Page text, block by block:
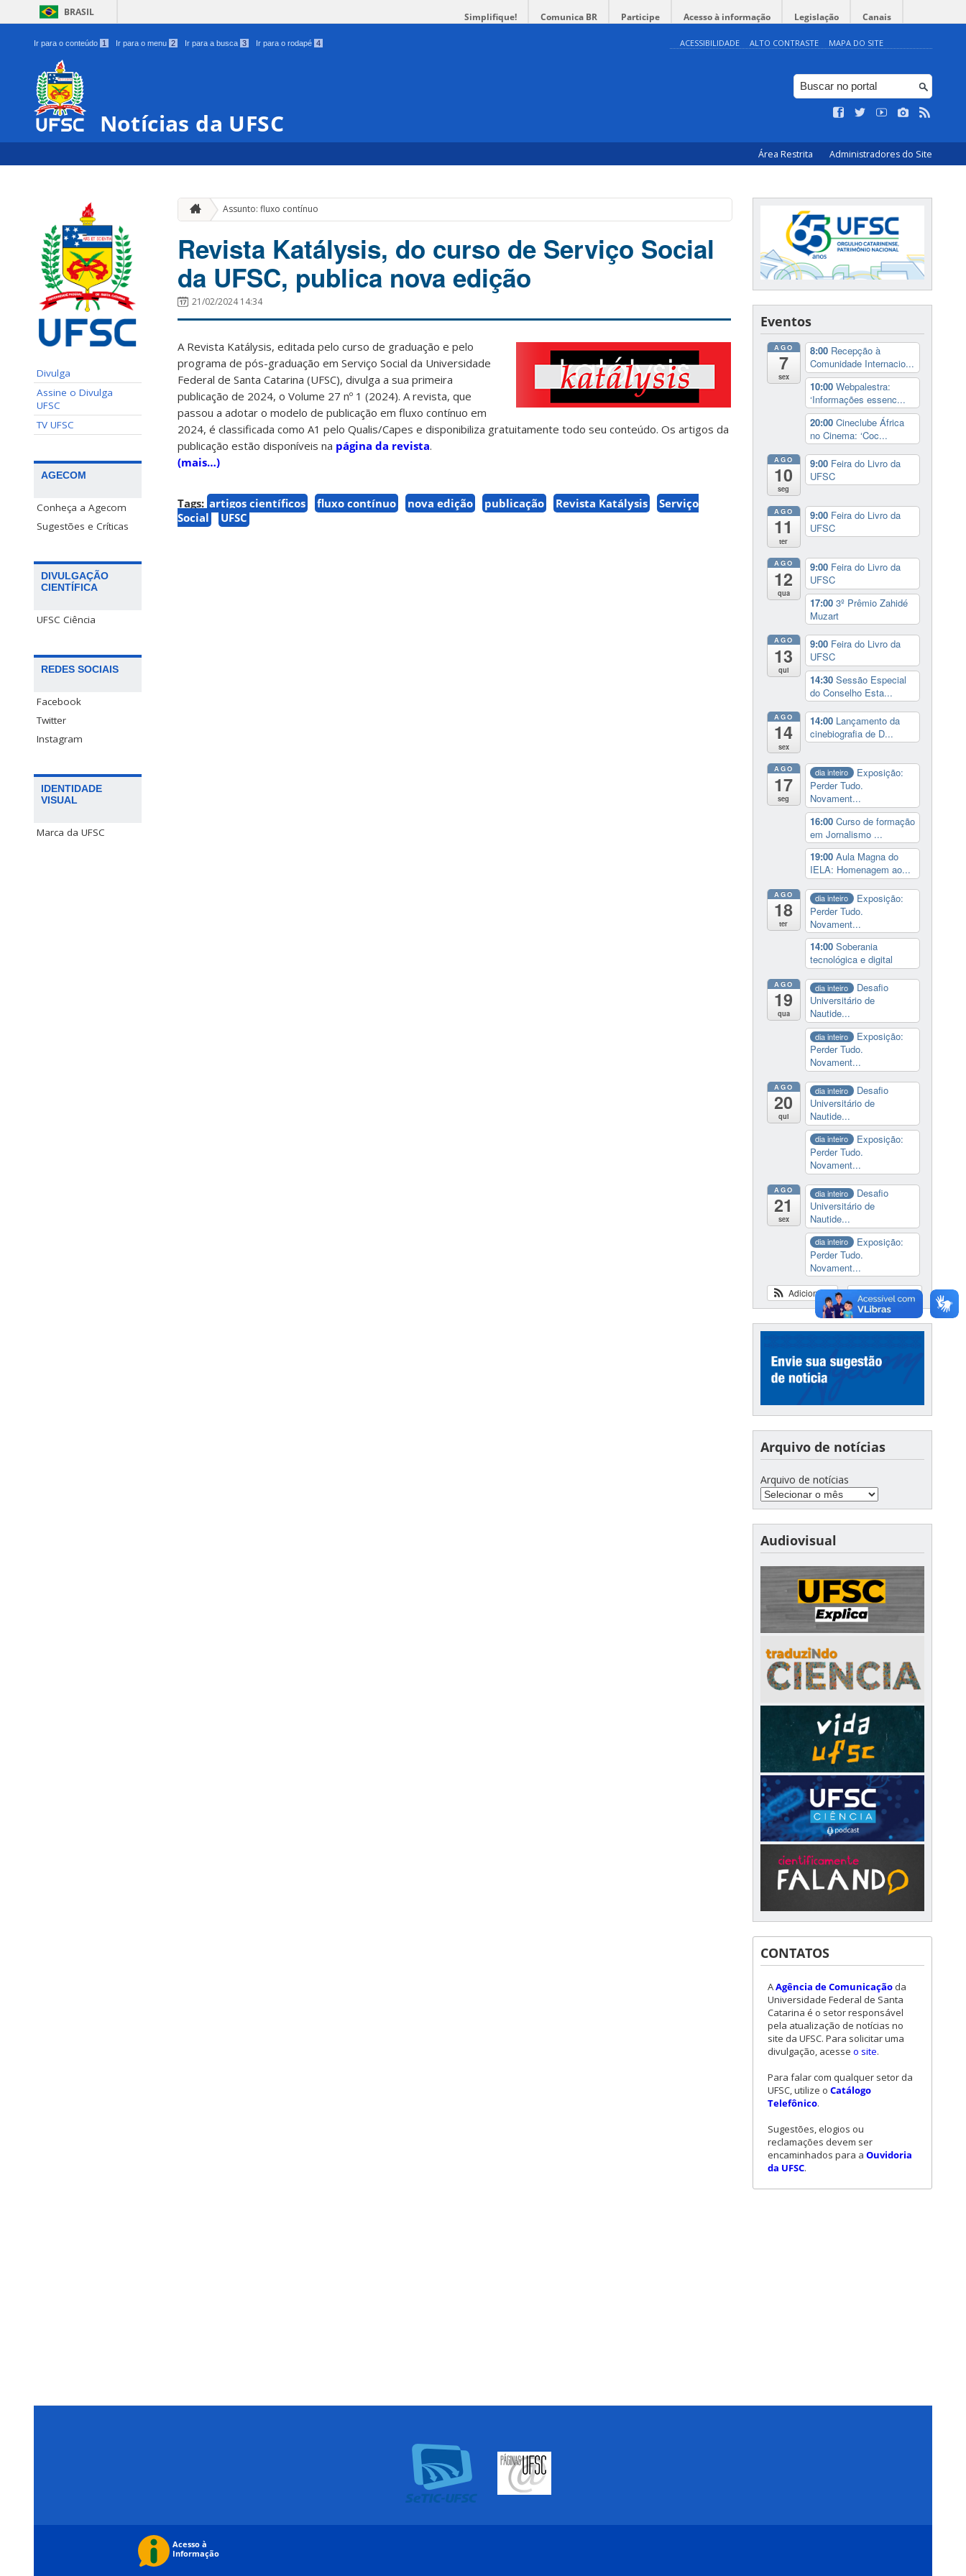
BRASIL Simplifique! Comunica BR Participe Acesso à informação Legislação Canais
Ir para o conteúdo 1 Ir para o menu 2 Ir para a busca 3 Ir para o rodapé 4 ACESSIBILIDADE ALTO CONTRASTE MAPA DO SITE
Notícias da UFSC
Área Restrita Administradores do Site
Divulga
Assine o Divulga
UFSC
TV UFSC
AGECOM
Conheça a Agecom
Sugestões e Críticas
DIVULGAÇÃO
CIENTÍFICA
UFSC Ciência
REDES SOCIAIS
Facebook
Twitter
Instagram
IDENTIDADE
VISUAL
Marca da UFSC
Assunto: fluxo contínuo
Revista Katálysis, do curso de Serviço Social
da UFSC, publica nova edição
21/02/2024 14:34
A Revista Katálysis, editada pelo curso de graduação e pelo
programa de pós-graduação em Serviço Social da Universidade
Federal de Santa Catarina (UFSC), divulga a sua primeira
publicação de 2024, o Volume 27 nº 1 (2024). A revista, que
passou a adotar o modelo de publicação em fluxo contínuo em
2024, é classificada como A1 pelo Qualis/Capes e disponibiliza gratuitamente todo seu conteúdo. Os artigos da
publicação estão disponíveis na página da revista.
(mais…)
Tags: artigos científicos fluxo contínuo nova edição publicação Revista Katálysis
Serviço
Social
UFSC
Eventos
AGO
7
sex
8:00 Recepção à
Comunidade Internacio...
10:00 Webpalestra:
‘Informações essenc...
20:00 Cineclube África
no Cinema: ‘Coc...
AGO
10
seg
9:00 Feira do Livro da
UFSC
AGO
11
ter
9:00 Feira do Livro da
UFSC
AGO
12
qua
9:00 Feira do Livro da
UFSC
17:00 3º Prêmio Zahidé
Muzart
AGO
13
qui
9:00 Feira do Livro da
UFSC
14:30 Sessão Especial
do Conselho Esta...
AGO
14
sex
14:00 Lançamento da
cinebiografia de D...
AGO
17
seg
dia inteiro
Exposição:
Perder Tudo.
Novament...
16:00 Curso de formação
em Jornalismo ...
19:00 Aula Magna do
IELA: Homenagem ao...
AGO
18
ter
dia inteiro
Exposição:
Perder Tudo.
Novament...
14:00 Soberania
tecnológica e digital
AGO
19
qua
dia inteiro
Desafio
Universitário de
Nautide...
dia inteiro
Exposição:
Perder Tudo.
Novament...
AGO
20
qui
dia inteiro
Desafio
Universitário de
Nautide...
dia inteiro
Exposição:
Perder Tudo.
Novament...
AGO
21
sex
dia inteiro
Desafio
Universitário de
Nautide...
dia inteiro
Exposição:
Perder Tudo.
Novament...
Ver calendário
Adicionar
Arquivo de notícias
Arquivo de notícias
Audiovisual
CONTATOS
AAgência de Comunicação da
Universidade Federal de Santa
Catarina é o setor responsável
pela atualização de notícias no
site da UFSC. Para solicitar uma
divulgação, acesse o site.
Para falar com qualquer setor da
UFSC, utilize o Catálogo
Telefônico.
Sugestões, elogios ou
reclamações devem ser
encaminhados para a Ouvidoria
da UFSC.